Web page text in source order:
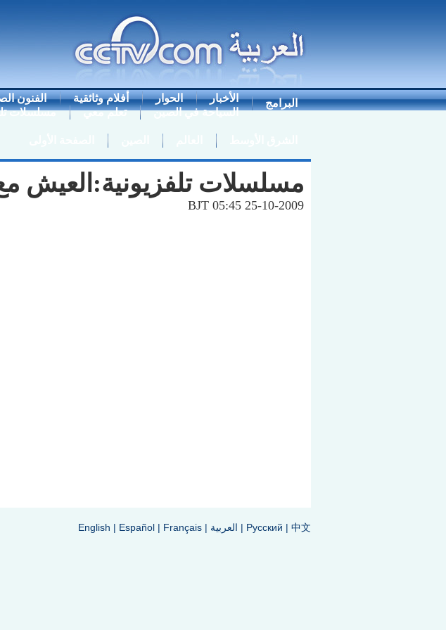
البرامج الأخبار الحوار أفلام وثائقية الفنون
السياحة في الصين
تعلم معي مسلسلات
مسلسلات تلفزيونية:العيش مع
BJT 05:45 25-10-2009
English | Español | Français | العربية | Pусский | 中文